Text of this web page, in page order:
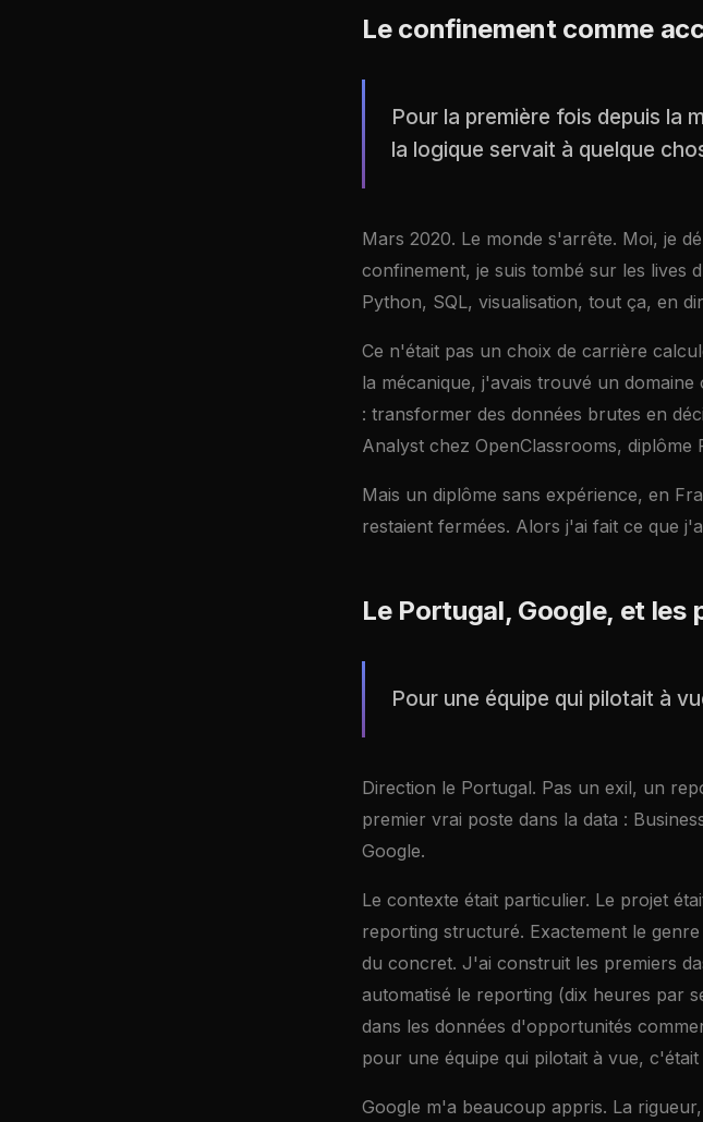
Le confinement comme
Pour la première fois depuis la
la logique servait à quelque
Mars 2020. Le monde s'arrête. Moi, je
confinement, je suis tombé sur les lives
Python, SQL, visualisation, tout ça, en
Ce n'était pas un choix de carrière
la mécanique, j'avais trouvé un
: transformer des données brutes en
Analyst chez OpenClassrooms, diplôme
Mais un diplôme sans expérience, en
restaient fermées. Alors j'ai fait ce que
Le Portugal, Google, et les
Pour une équipe qui pilotait à
Direction le Portugal. Pas un exil, un
premier vrai poste dans la data :
Google.
Le contexte était particulier. Le projet
reporting structuré. Exactement le
du concret. J'ai construit les premiers
automatisé le reporting (dix heures par
dans les données d'opportunités
pour une équipe qui pilotait à vue,
Google m'a beaucoup appris. La